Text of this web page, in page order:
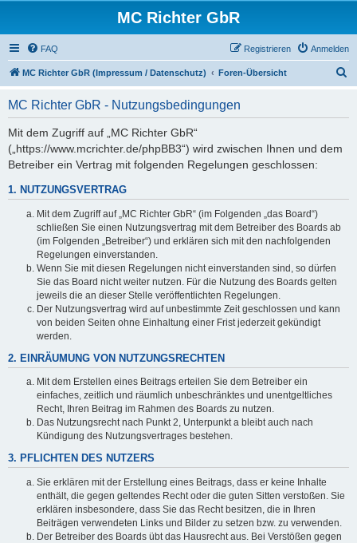
MC Richter GbR
FAQ Anmelden
Registrieren
MC Richter GbR (Impressum / Datenschutz) Foren-Übersicht
MC Richter GbR - Nutzungsbedingungen
Mit dem Zugriff auf „MC Richter GbR“
(„https://www.mcrichter.de/phpBB3“) wird zwischen Ihnen und dem
Betreiber ein Vertrag mit folgenden Regelungen geschlossen:
1. NUTZUNGSVERTRAG
Mit dem Zugriff auf „MC Richter GbR“ (im Folgenden „das Board“)
schließen Sie einen Nutzungsvertrag mit dem Betreiber des Boards ab
(im Folgenden „Betreiber“) und erklären sich mit den nachfolgenden
Regelungen einverstanden.
Wenn Sie mit diesen Regelungen nicht einverstanden sind, so dürfen
Sie das Board nicht weiter nutzen. Für die Nutzung des Boards gelten
jeweils die an dieser Stelle veröffentlichten Regelungen.
Der Nutzungsvertrag wird auf unbestimmte Zeit geschlossen und kann
von beiden Seiten ohne Einhaltung einer Frist jederzeit gekündigt
werden.
2. EINRÄUMUNG VON NUTZUNGSRECHTEN
Mit dem Erstellen eines Beitrags erteilen Sie dem Betreiber ein
einfaches, zeitlich und räumlich unbeschränktes und unentgeltliches
Recht, Ihren Beitrag im Rahmen des Boards zu nutzen.
Das Nutzungsrecht nach Punkt 2, Unterpunkt a bleibt auch nach
Kündigung des Nutzungsvertrages bestehen.
3. PFLICHTEN DES NUTZERS
Sie erklären mit der Erstellung eines Beitrags, dass er keine Inhalte
enthält, die gegen geltendes Recht oder die guten Sitten verstoßen. Sie
erklären insbesondere, dass Sie das Recht besitzen, die in Ihren
Beiträgen verwendeten Links und Bilder zu setzen bzw. zu verwenden.
Der Betreiber des Boards übt das Hausrecht aus. Bei Verstößen gegen